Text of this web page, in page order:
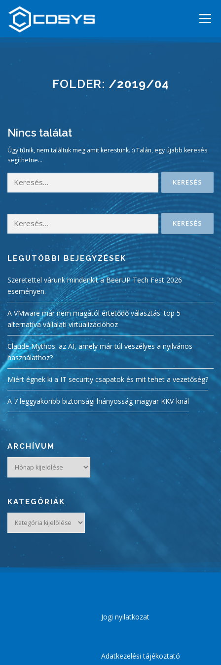
Tovább
tartalomhoz
Menü
SZOLGÁLTATÁSAINK
BEFEKTETŐKNEK ENGLISH
FOLDER: /2019/04
Nincs találat
Úgy tűnik, nem találtuk meg amit kerestünk. :) Talán, egy újabb keresés
segíthetne...
LEGUTÓBBI BEJEGYZÉSEK
Szeretettel várunk mindenkit a BeerUP Tech Fest 2026
eseményen.
A VMware már nem magától értetődő választás: top 5
alternatíva vállalati virtualizációhoz
Claude Mythos: az AI, amely már túl veszélyes a nyilvános
használathoz?
Miért égnek ki a IT security csapatok és mit tehet a vezetőség?
A 7 leggyakoribb biztonsági hiányosság magyar KKV-knál
ARCHÍVUM
KATEGÓRIÁK
Jogi nyilatkozat
Adatkezelési tájékoztató